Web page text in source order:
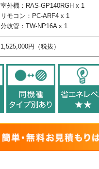
室外機：RAS-GP140RGH x 1
リモコン：PC-ARF4 x 1
分岐管：TW-NP16A x 1
1,525,000円（税抜）